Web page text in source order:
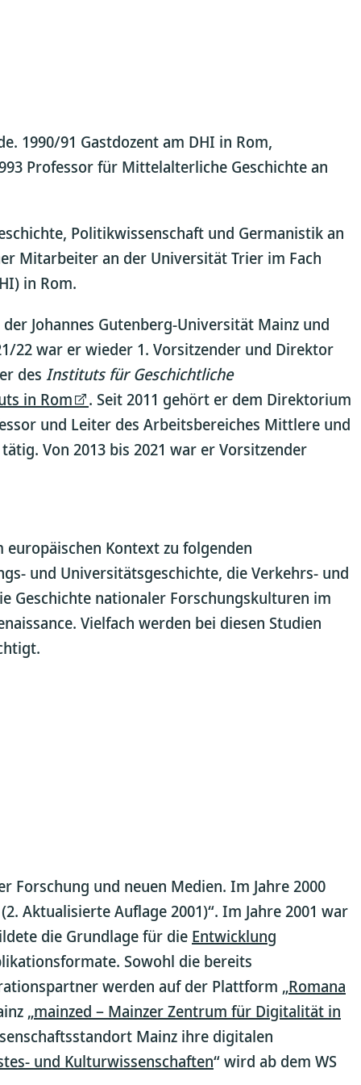
1990/91 Gastdozent am DHI in Rom,
Professor für Mittelalterliche Geschichte an
Politikwissenschaft und Germanistik an
Mitarbeiter an der Universität Trier im Fach
in Rom.
Johannes Gutenberg-Universität Mainz und
22 war er wieder 1. Vorsitzender und Direktor
des Instituts für Geschichtliche
in Rom
. Seit 2011 gehört er dem Direktorium
und Leiter des Arbeitsbereiches Mittlere und
Von 2013 bis 2021 war er Vorsitzender
Kontext zu folgenden
und Universitätsgeschichte, die Verkehrs- und
Geschichte nationaler Forschungskulturen im
Vielfach werden bei diesen Studien
Forschung und neuen Medien. Im Jahre 2000
Aktualisierte Auflage 2001)“. Im Jahre 2001 war
die Grundlage für die Entwicklung
Sowohl die bereits
werden auf der Plattform „Romana
„mainzed – Mainzer Zentrum für Digitalität in
Mainz ihre digitalen
und Kulturwissenschaften“ wird ab dem WS